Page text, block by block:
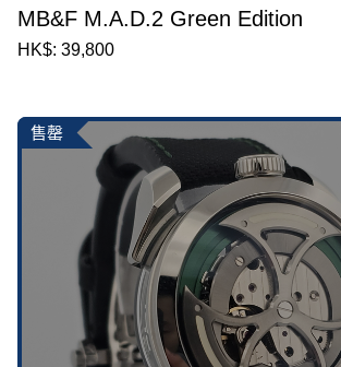
MB&F M.A.D.2 Green Edition
HK$: 39,800
售罄